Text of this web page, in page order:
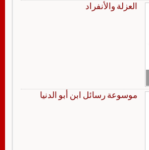
العزلة والأنفراد
موسوعة رسائل ابن أبو الدنيا